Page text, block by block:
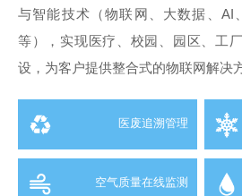
与智能技术（物联网、大数据、AI
等），实现医疗、校园、园区、工
设，为客户提供整合式的物联网解决
医废追溯管理
空气质量在线监测